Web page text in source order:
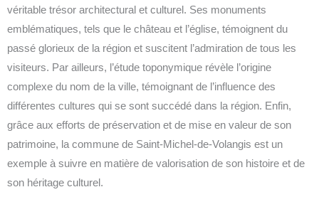
véritable trésor architectural et culturel. Ses monuments
emblématiques, tels que le château et l’église, témoignent du
passé glorieux de la région et suscitent l’admiration de tous les
visiteurs. Par ailleurs, l’étude toponymique révèle l’origine
complexe du nom de la ville, témoignant de l’influence des
différentes cultures qui se sont succédé dans la région. Enfin,
grâce aux efforts de préservation et de mise en valeur de son
patrimoine, la commune de Saint-Michel-de-Volangis est un
exemple à suivre en matière de valorisation de son histoire et de
son héritage culturel.